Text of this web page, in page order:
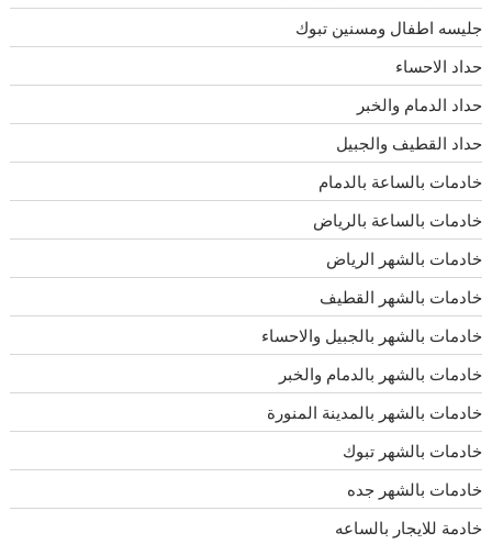
جليسه اطفال ومسنين تبوك
حداد الاحساء
حداد الدمام والخبر
حداد القطيف والجبيل
خادمات بالساعة بالدمام
خادمات بالساعة بالرياض
خادمات بالشهر الرياض
خادمات بالشهر القطيف
خادمات بالشهر بالجبيل والاحساء
خادمات بالشهر بالدمام والخبر
خادمات بالشهر بالمدينة المنورة
خادمات بالشهر تبوك
خادمات بالشهر جده
خادمة للايجار بالساعه